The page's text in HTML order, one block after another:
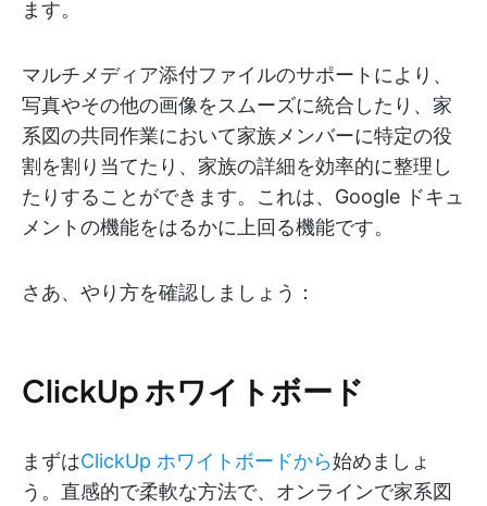
ます。
マルチメディア添付ファイルのサポートにより、
写真やその他の画像をスムーズに統合したり、家
系図の共同作業において家族メンバーに特定の役
割を割り当てたり、家族の詳細を効率的に整理し
たりすることができます。これは、Google ドキュ
メントの機能をはるかに上回る機能です。
さあ、やり方を確認しましょう：
ClickUp ホワイトボード
まずはClickUp ホワイトボードから始めましょ
う。直感的で柔軟な方法で、オンラインで家系図